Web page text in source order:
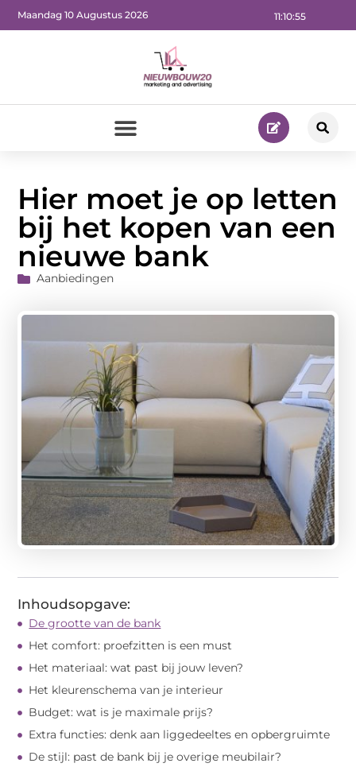
11:10:57
Maandag 10 Augustus 2026
Hier moet je op letten
bij het kopen van een
nieuwe bank
Aanbiedingen
Inhoudsopgave:
De grootte van de bank
Het comfort: proefzitten is een must
Het materiaal: wat past bij jouw leven?
Het kleurenschema van je interieur
Budget: wat is je maximale prijs?
Extra functies: denk aan liggedeeltes en opbergruimte
De stijl: past de bank bij je overige meubilair?